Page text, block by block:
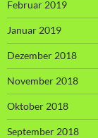
Februar 2019
Januar 2019
Dezember 2018
November 2018
Oktober 2018
September 2018